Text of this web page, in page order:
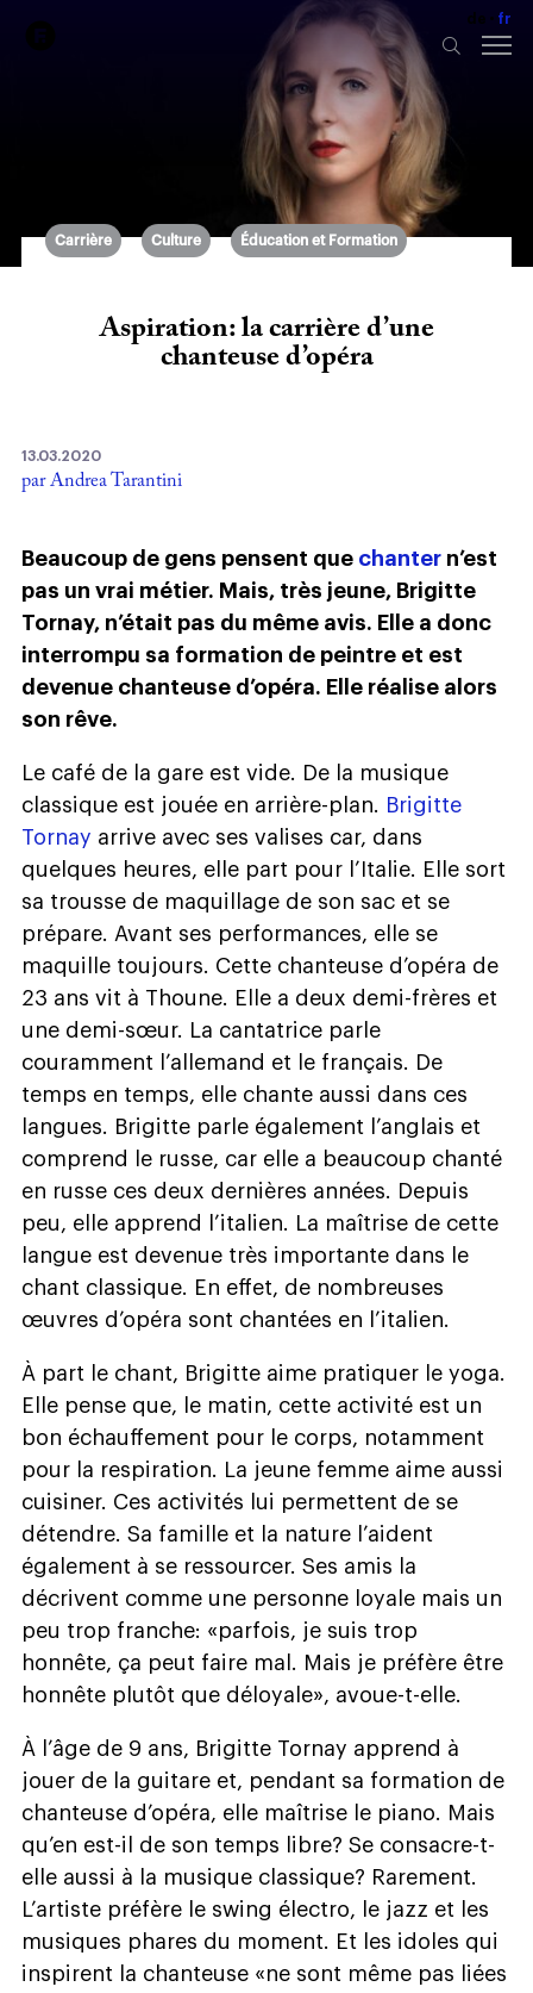
de fr
Carrière Culture Éducation et Formation
Aspiration: la carrière d’une
chanteuse d’opéra
13.03.2020
par Andrea Tarantini
Beaucoup de gens pensent que chanter n’est
pas un vrai métier. Mais, très jeune, Brigitte
Tornay, n’était pas du même avis. Elle a donc
interrompu sa formation de peintre et est
devenue chanteuse d’opéra. Elle réalise alors
son rêve.
Le café de la gare est vide. De la musique
classique est jouée en arrière-plan. Brigitte
Tornay arrive avec ses valises car, dans
quelques heures, elle part pour l’Italie. Elle sort
sa trousse de maquillage de son sac et se
prépare. Avant ses performances, elle se
maquille toujours. Cette chanteuse d’opéra de
23 ans vit à Thoune. Elle a deux demi-frères et
une demi-sœur. La cantatrice parle
couramment l’allemand et le français. De
temps en temps, elle chante aussi dans ces
langues. Brigitte parle également l’anglais et
comprend le russe, car elle a beaucoup chanté
en russe ces deux dernières années. Depuis
peu, elle apprend l’italien. La maîtrise de cette
langue est devenue très importante dans le
chant classique. En effet, de nombreuses
œuvres d’opéra sont chantées en l’italien.
À part le chant, Brigitte aime pratiquer le yoga.
Elle pense que, le matin, cette activité est un
bon échauffement pour le corps, notamment
pour la respiration. La jeune femme aime aussi
cuisiner. Ces activités lui permettent de se
détendre. Sa famille et la nature l’aident
également à se ressourcer. Ses amis la
décrivent comme une personne loyale mais un
peu trop franche: «parfois, je suis trop
honnête, ça peut faire mal. Mais je préfère être
honnête plutôt que déloyale», avoue-t-elle.
À l’âge de 9 ans, Brigitte Tornay apprend à
jouer de la guitare et, pendant sa formation de
chanteuse d’opéra, elle maîtrise le piano. Mais
qu’en est-il de son temps libre? Se consacre-t-
elle aussi à la musique classique? Rarement.
L’artiste préfère le swing électro, le jazz et les
musiques phares du moment. Et les idoles qui
inspirent la chanteuse «ne sont même pas liées